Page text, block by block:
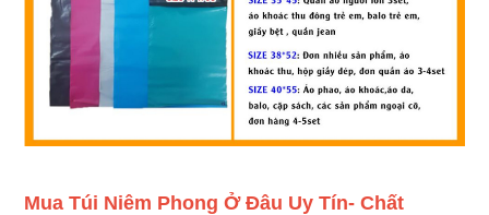
Mua Túi Niêm Phong Ở Đâu Uy Tín- Chất